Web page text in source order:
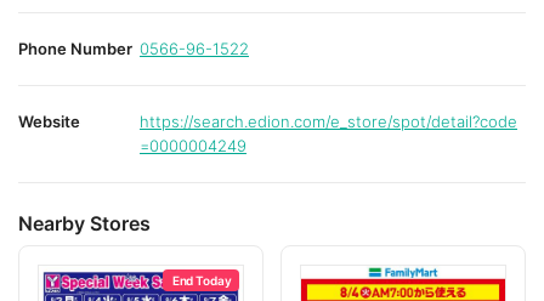
Phone Number 0566-96-1522
Website
https://search.edion.com/e_store/spot/detail?code
=0000004249
Nearby Stores
End Today